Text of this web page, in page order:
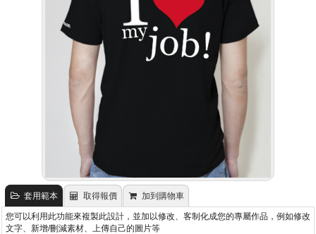
套用範本 取得報價 加到購物車
您可以利用此功能來複製此設計，並加以修改、客制化成您的專屬作品，例如修改
文字、新增/刪減素材、上傳自己的圖片等